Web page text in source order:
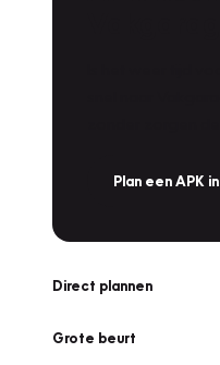
Plan een APK in
Direct plannen
Grote beurt